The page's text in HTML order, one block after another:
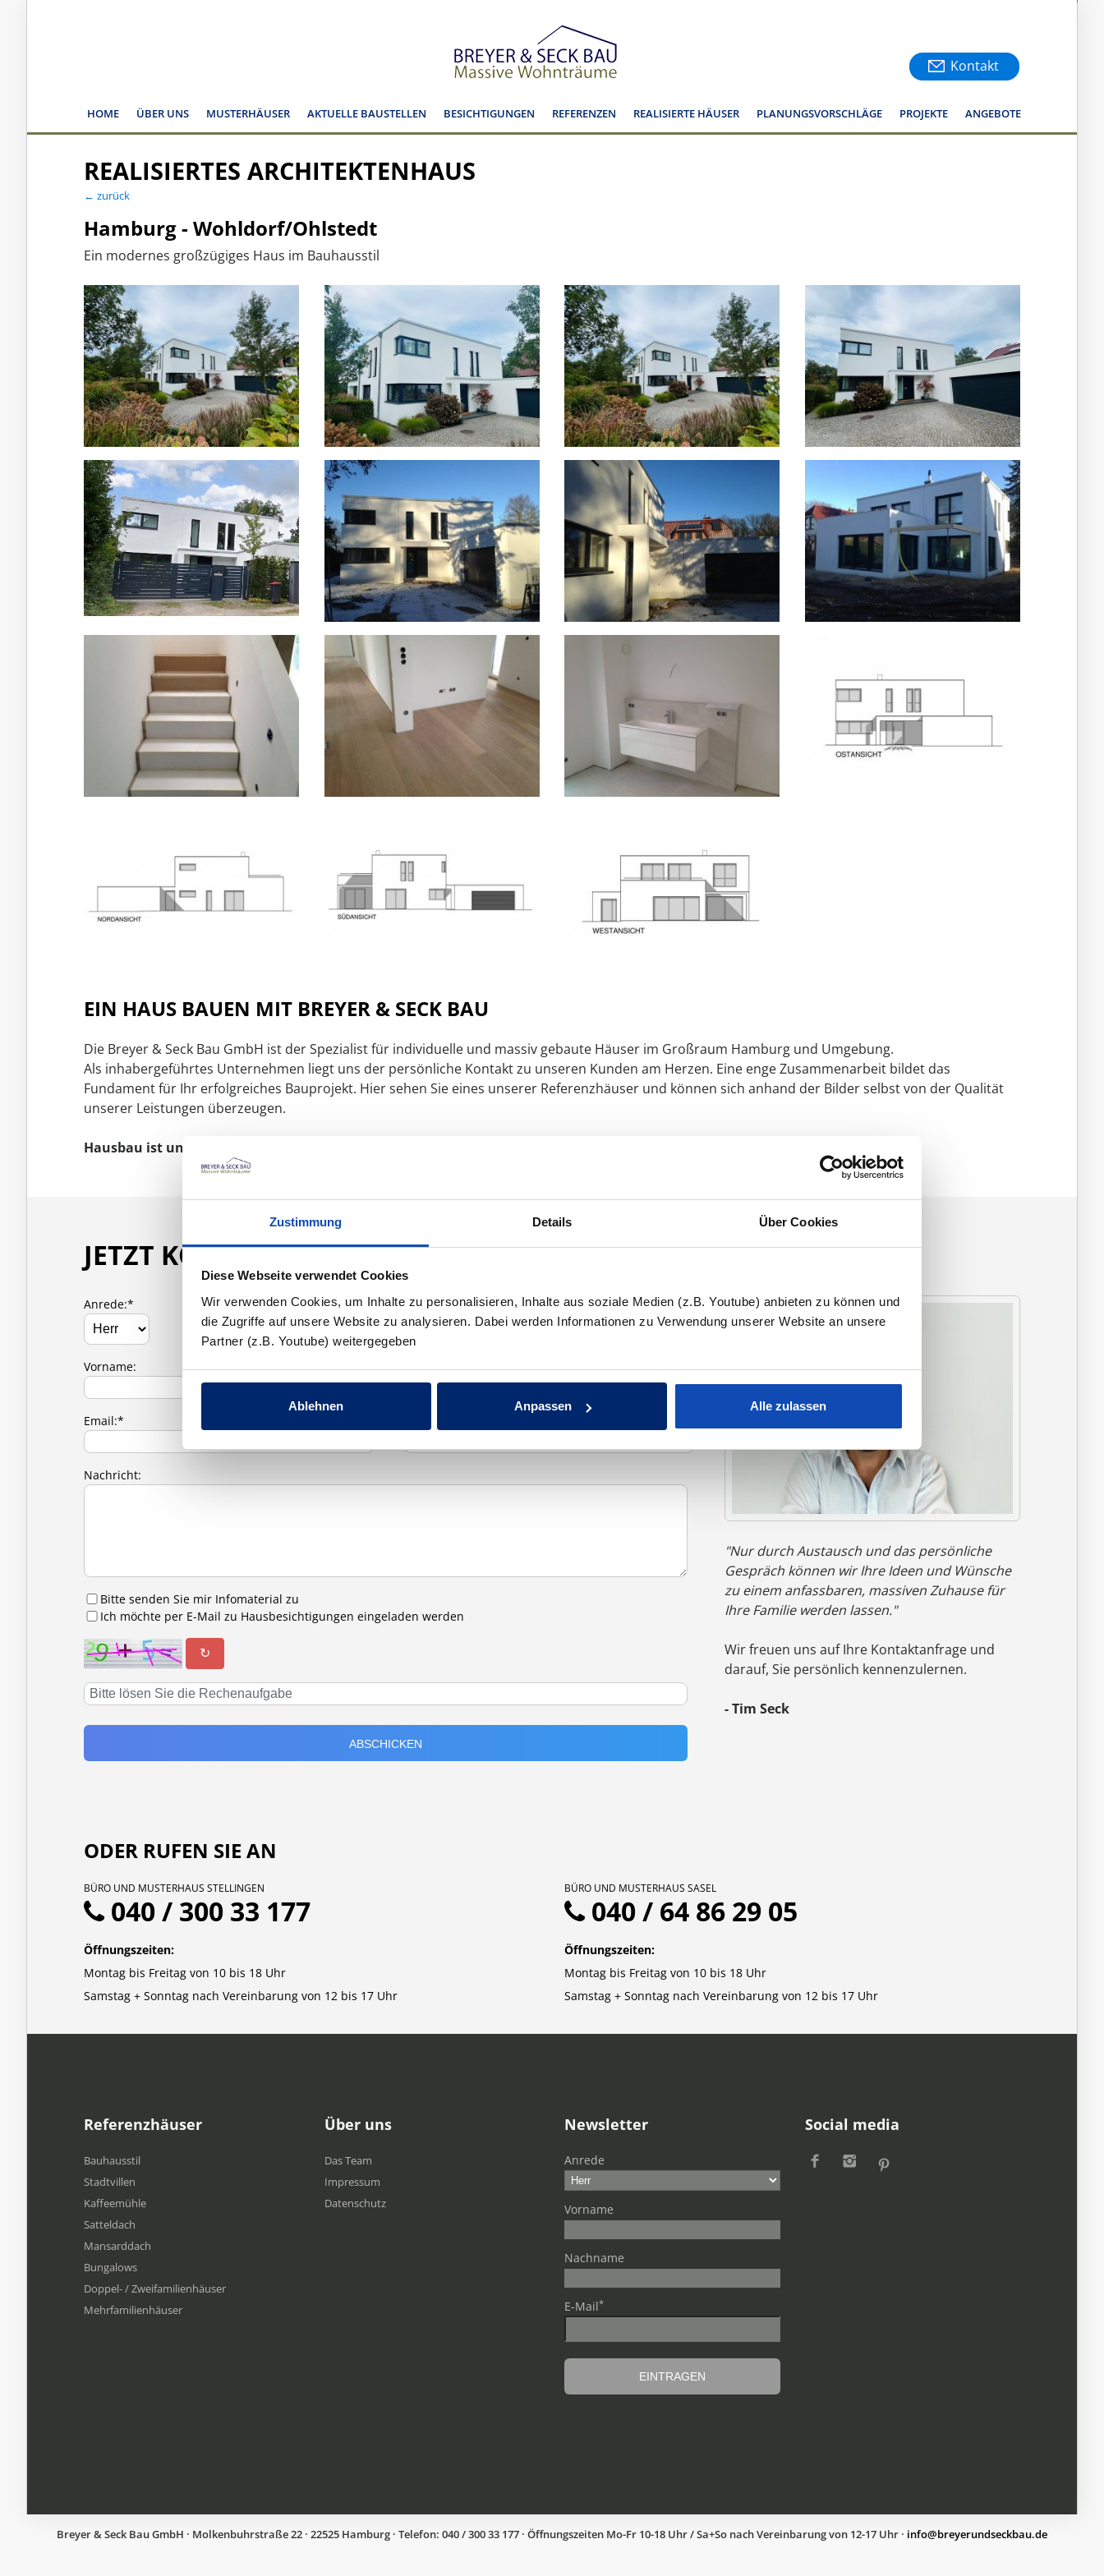
Zustimmung Details Über Cookies
Diese Webseite verwendet Cookies
Wir verwenden Cookies, um Inhalte zu personalisieren, Inhalte aus soziale Medien (z.B. Youtube) anbieten zu können und
die Zugriffe auf unsere Website zu analysieren. Dabei werden Informationen zu Verwendung unserer Website an unsere
Partner (z.B. Youtube) weitergegeben
Ablehnen Anpassen Alle zulassen
Kontakt
HOME ÜBER UNS MUSTERHÄUSER AKTUELLE BAUSTELLEN BESICHTIGUNGEN REFERENZEN REALISIERTE HÄUSER PLANUNGSVORSCHLÄGE PROJEKTE ANGEBOTE
REALISIERTES ARCHITEKTENHAUS
← zurück
Hamburg - Wohldorf/Ohlstedt
Ein modernes großzügiges Haus im Bauhausstil
EIN HAUS BAUEN MIT BREYER & SECK BAU
Die Breyer & Seck Bau GmbH ist der Spezialist für individuelle und massiv gebaute Häuser im Großraum Hamburg und Umgebung.
Als inhabergeführtes Unternehmen liegt uns der persönliche Kontakt zu unseren Kunden am Herzen. Eine enge Zusammenarbeit bildet das
Fundament für Ihr erfolgreiches Bauprojekt. Hier sehen Sie eines unserer Referenzhäuser und können sich anhand der Bilder selbst von der Qualität
unserer Leistungen überzeugen.
Hausbau ist und bleibt Vertrauenssache!
JETZT KONTAKT AUFNEHMEN
"Nur durch Austausch und das persönliche
Gespräch können wir Ihre Ideen und Wünsche
zu einem anfassbaren, massiven Zuhause für
Ihre Familie werden lassen."
Wir freuen uns auf Ihre Kontaktanfrage und
darauf, Sie persönlich kennenzulernen.
- Tim Seck
Anrede:*
Vorname: Nachname:*
Email:*
Nachricht:
Bitte senden Sie mir Infomaterial zu
Ich möchte per E-Mail zu Hausbesichtigungen eingeladen werden
↻
ODER RUFEN SIE AN
BÜRO UND MUSTERHAUS STELLINGEN
040 / 300 33 177
Öffnungszeiten:
Montag bis Freitag von 10 bis 18 Uhr
Samstag + Sonntag nach Vereinbarung von 12 bis 17 Uhr
BÜRO UND MUSTERHAUS SASEL
040 / 64 86 29 05
Öffnungszeiten:
Montag bis Freitag von 10 bis 18 Uhr
Samstag + Sonntag nach Vereinbarung von 12 bis 17 Uhr
Referenzhäuser
Bauhausstil
Stadtvillen
Kaffeemühle
Satteldach
Mansarddach
Bungalows
Doppel- / Zweifamilienhäuser
Mehrfamilien​häuser
Über uns
Das Team
Impressum
Datenschutz
Newsletter
Anrede
Vorname
Nachname
E-Mail*
Social media
Breyer & Seck Bau GmbH · Molkenbuhrstraße 22 · 22525 Hamburg · Telefon: 040 / 300 33 177 · Öffnungszeiten Mo-Fr 10-18 Uhr / Sa+So nach Vereinbarung von 12-17 Uhr · ed.uabkcesdnureyerb@ofni